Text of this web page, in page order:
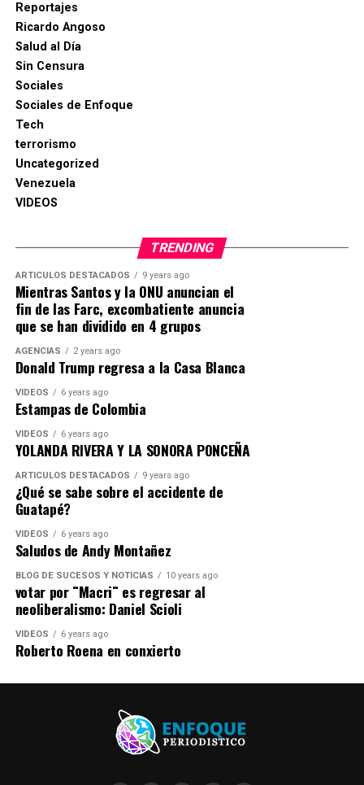
Reportajes
Ricardo Angoso
Salud al Día
Sin Censura
Sociales
Sociales de Enfoque
Tech
terrorismo
Uncategorized
Venezuela
VIDEOS
TRENDING
ARTICULOS DESTACADOS 9 years ago
Mientras Santos y la ONU anuncian el
fin de las Farc, excombatiente anuncia
que se han dividido en 4 grupos
AGENCIAS 2 years ago
Donald Trump regresa a la Casa Blanca
VIDEOS 6 years ago
Estampas de Colombia
VIDEOS 6 years ago
YOLANDA RIVERA Y LA SONORA PONCEÑA
ARTICULOS DESTACADOS 9 years ago
¿Qué se sabe sobre el accidente de
Guatapé?
VIDEOS 6 years ago
Saludos de Andy Montañez
BLOG DE SUCESOS Y NOTICIAS 10 years ago
votar por ¨Macri¨ es regresar al
neoliberalismo: Daniel Scioli
VIDEOS 6 years ago
Roberto Roena en conxierto